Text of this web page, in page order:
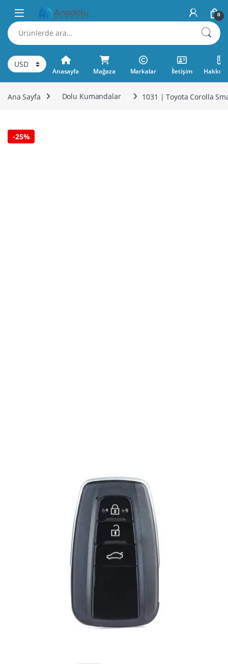
Skip to navigation
Skip to content
0
Ara:
Anasayfa Mağaza Markalar İletişim
Ana Sayfa Dolu Kumandalar 1031 | Toyota Corolla
-25%